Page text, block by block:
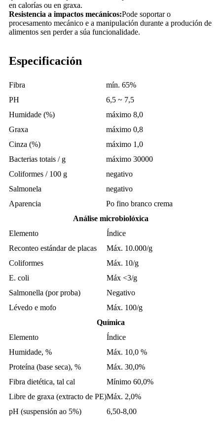
en calorías ou en graxa.
Resistencia a impactos mecánicos:Pode soportar o
procesamento mecánico e a manipulación durante a produción de
alimentos sen perder a súa funcionalidade.
Especificación
Fibra
mín. 65%
PH
6,5 ~ 7,5
Humidade (%)
máximo 8,0
Graxa
máximo 0,8
Cinza (%)
máximo 1,0
Bacterias totais / g
máximo 30000
Coliformes / 100 g
negativo
Salmonela
negativo
Aparencia
Po fino branco crema
Análise microbiolóxica
Elemento
Índice
Reconteo estándar de placas
Máx. 10.000/g
Coliformes
Máx. 10/g
E. coli
Máx <3/g
Salmonella (por proba)
Negativo
Lévedo e mofo
Máx. 100/g
Química
Elemento
Índice
Humidade, %
Máx. 10,0 %
Proteína (base seca), %
Máx. 30,0%
Fibra dietética, tal cal
Mínimo 60,0%
Libre de graxa (extracto de PE)Máx. 2,0%
pH (suspensión ao 5%)
6,50-8,00